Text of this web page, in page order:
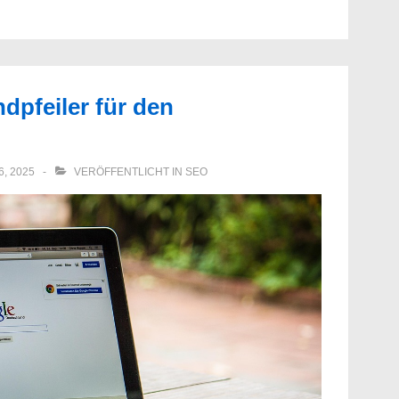
für den
2025 VERÖFFENTLICHT IN SEO